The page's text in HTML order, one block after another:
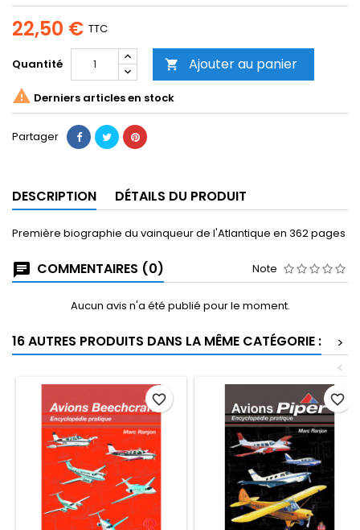
22,50 € TTC
Quantité  Ajouter au panier
 Derniers articles en stock
Partager
DESCRIPTION DÉTAILS DU PRODUIT
Première biographie du vainqueur de l'Atlantique en 362 pages
COMMENTAIRES (0) Note
Aucun avis n'a été publié pour le moment.
16 AUTRES PRODUITS DANS LA MÊME CATÉGORIE :
>
<
favorite_border favorite_border